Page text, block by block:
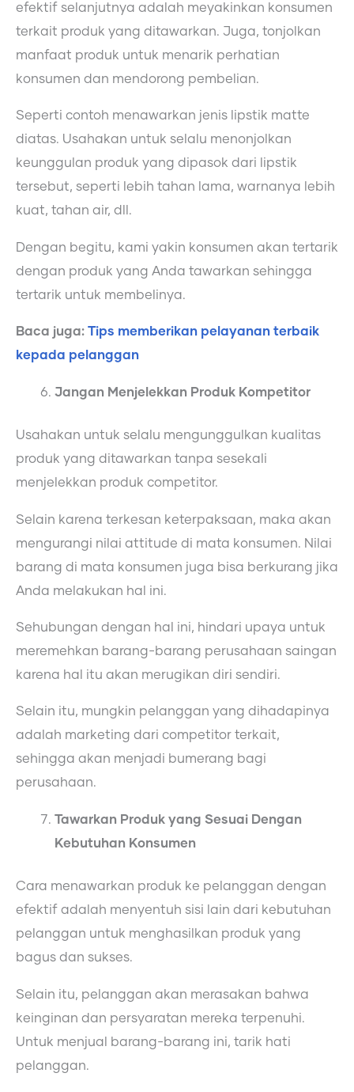
efektif selanjutnya adalah meyakinkan konsumen
terkait produk yang ditawarkan. Juga, tonjolkan
manfaat produk untuk menarik perhatian
konsumen dan mendorong pembelian.
Seperti contoh menawarkan jenis lipstik matte
diatas. Usahakan untuk selalu menonjolkan
keunggulan produk yang dipasok dari lipstik
tersebut, seperti lebih tahan lama, warnanya lebih
kuat, tahan air, dll.
Dengan begitu, kami yakin konsumen akan tertarik
dengan produk yang Anda tawarkan sehingga
tertarik untuk membelinya.
Baca juga: Tips memberikan pelayanan terbaik
kepada pelanggan
Jangan Menjelekkan Produk Kompetitor
Usahakan untuk selalu mengunggulkan kualitas
produk yang ditawarkan tanpa sesekali
menjelekkan produk competitor.
Selain karena terkesan keterpaksaan, maka akan
mengurangi nilai attitude di mata konsumen. Nilai
barang di mata konsumen juga bisa berkurang jika
Anda melakukan hal ini.
Sehubungan dengan hal ini, hindari upaya untuk
meremehkan barang-barang perusahaan saingan
karena hal itu akan merugikan diri sendiri.
Selain itu, mungkin pelanggan yang dihadapinya
adalah marketing dari competitor terkait,
sehingga akan menjadi bumerang bagi
perusahaan.
Tawarkan Produk yang Sesuai Dengan
Kebutuhan Konsumen
Cara menawarkan produk ke pelanggan dengan
efektif adalah menyentuh sisi lain dari kebutuhan
pelanggan untuk menghasilkan produk yang
bagus dan sukses.
Selain itu, pelanggan akan merasakan bahwa
keinginan dan persyaratan mereka terpenuhi.
Untuk menjual barang-barang ini, tarik hati
pelanggan.